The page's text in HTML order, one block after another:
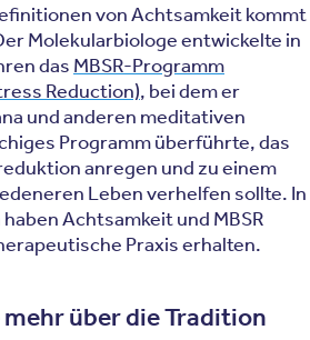
von Achtsamkeit kommt
Molekularbiologe entwickelte in
das MBSR-Programm
Reduction), bei dem er
und anderen meditativen
Programm überführte, das
anregen und zu einem
Leben verhelfen sollte. In
Achtsamkeit und MBSR
Praxis erhalten.
über die Tradition